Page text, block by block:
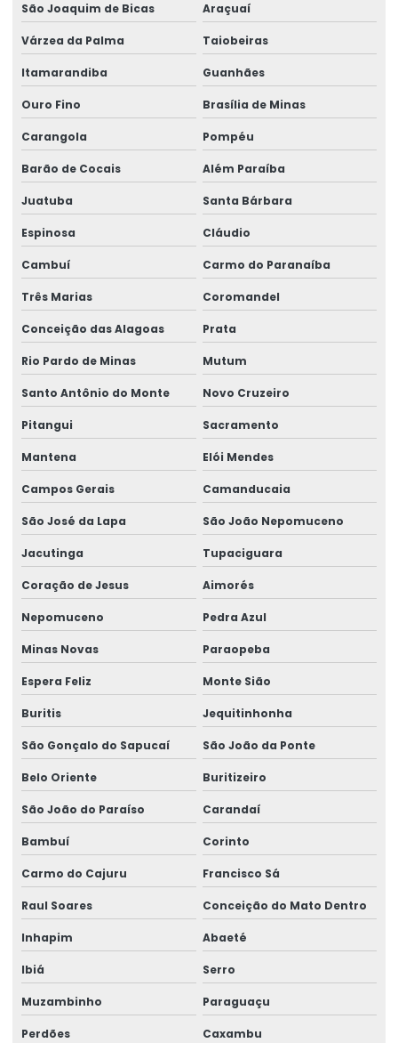
Impugnação de laudo médico
Impugnação de laudo pericial
Laudo de ergonomia
Laudo ergonômico
Laudo de insalubridade e periculosidade e ltcat
Laudo de perícia de insalubridade
Laudo de risco ergonômico
Laudo técnico ergonômico
Medicina do trabalho e saúde ocupacional
Medicina ocupacional
Medicina e segurança do trabalho
Medicina e segurança do trabalho empresas
Palestras de ergonomia para empresas
Perícia de ação revisional
Perícia de capacidade laborativa
Perícia de capacidade ocupacional
Perícia para concessão de benefícios
Perícia de ergonomia no posto de trabalho
Perícia ergonômica
Perícia para erro médico
Perícia de incapacidade laborativa
Perícia de incapacidade ocupacional
Perícia indireta de insalubridade
Perícia de insalubridade
São Joaquim de Bicas Araçuaí
Várzea da Palma Taiobeiras
Itamarandiba Guanhães
Ouro Fino Brasília de Minas
Carangola Pompéu
Barão de Cocais Além Paraíba
Juatuba Santa Bárbara
Espinosa Cláudio
Cambuí Carmo do Paranaíba
Três Marias Coromandel
Conceição das Alagoas Prata
Rio Pardo de Minas Mutum
Santo Antônio do Monte Novo Cruzeiro
Pitangui Sacramento
Mantena Elói Mendes
Campos Gerais Camanducaia
São José da Lapa São João Nepomuceno
Jacutinga Tupaciguara
Coração de Jesus Aimorés
Nepomuceno Pedra Azul
Minas Novas Paraopeba
Espera Feliz Monte Sião
Buritis Jequitinhonha
São Gonçalo do Sapucaí São João da Ponte
Belo Oriente Buritizeiro
São João do Paraíso Carandaí
Bambuí Corinto
Carmo do Cajuru Francisco Sá
Raul Soares Conceição do Mato Dentro
Inhapim Abaeté
Ibiá Serro
Muzambinho Paraguaçu
Perdões Caxambu